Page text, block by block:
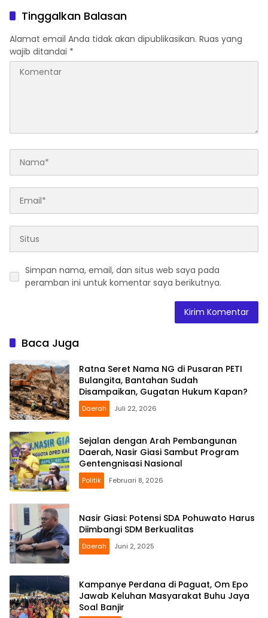
Hukum Kapan?
Tinggalkan Balasan
Alamat email Anda tidak akan dipublikasikan. Ruas yang
wajib ditandai *
Simpan nama, email, dan situs web saya pada
peramban ini untuk komentar saya berikutnya.
Baca Juga
Ratna Seret Nama NG di Pusaran PETI
Bulangita, Bantahan Sudah
Disampaikan, Gugatan Hukum Kapan?
Daerah Juli 22, 2026
Sejalan dengan Arah Pembangunan
Daerah, Nasir Giasi Sambut Program
Gentengnisasi Nasional
Politik Februari 8, 2026
Nasir Giasi: Potensi SDA Pohuwato Harus
Diimbangi SDM Berkualitas
Daerah Juni 2, 2025
Kampanye Perdana di Paguat, Om Epo
Jawab Keluhan Masyarakat Buhu Jaya
Soal Banjir